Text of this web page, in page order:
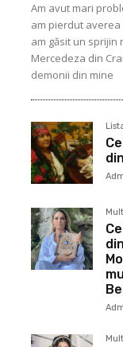
Am avut mari
am pierdut
am găsit un
Mercedeza din
demonii din mine